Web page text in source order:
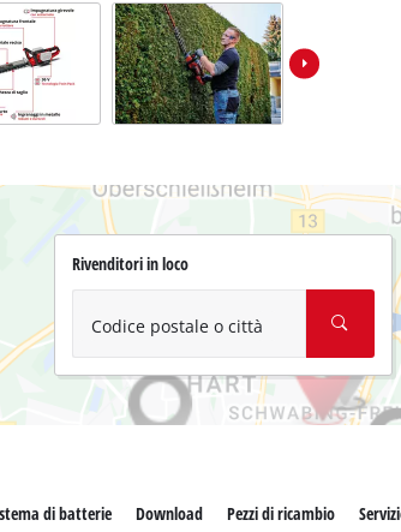
Rivenditori in loco
Codice postale o città
di batterie Download Pezzi di ricambio